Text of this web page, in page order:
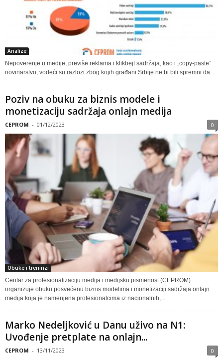
Analize
Nepoverenje u medije, previše reklama i klikbejt sadržaja, kao i „copy-paste”
novinarstvo, vodeći su razlozi zbog kojih građani Srbije ne bi bili spremni da...
Poziv na obuku za biznis modele i
monetizaciju sadržaja onlajn medija
CEPROM - 01/12/2023 0
Obuke i treninzi
Centar za profesionalizaciju medija i medijsku pismenost (CEPROM)
organizuje obuku posvećenu biznis modelima i monetizaciji sadržaja onlajn
medija koja je namenjena profesionalcima iz nacionalnih,...
Marko Nedeljković u Danu uživo na N1:
Uvođenje pretplate na onlajn...
CEPROM - 13/11/2023 0